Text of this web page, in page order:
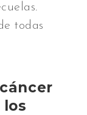
todas